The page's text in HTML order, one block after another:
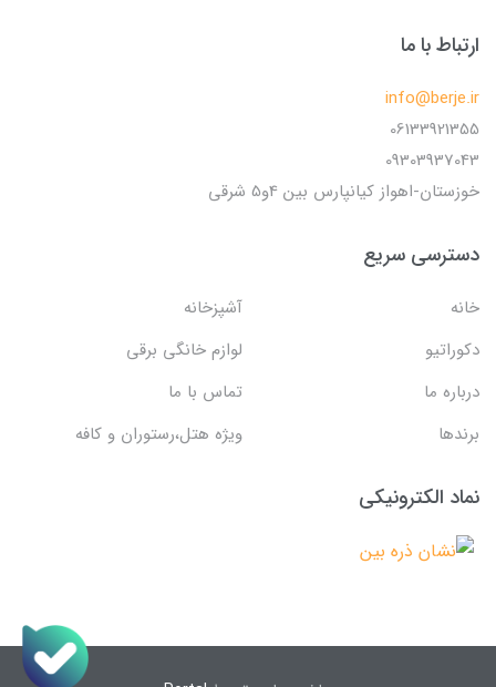
ارتباط با ما
info@berje.ir
06133921355
09303937043
خوزستان-اهواز کیانپارس بین 4و5 شرقی
دسترسی سریع
خانه
آشپزخانه
دکوراتیو
لوازم خانگی برقی
درباره ما
تماس با ما
برندها
ویژه هتل،رستوران و کافه
نماد الکترونیکی